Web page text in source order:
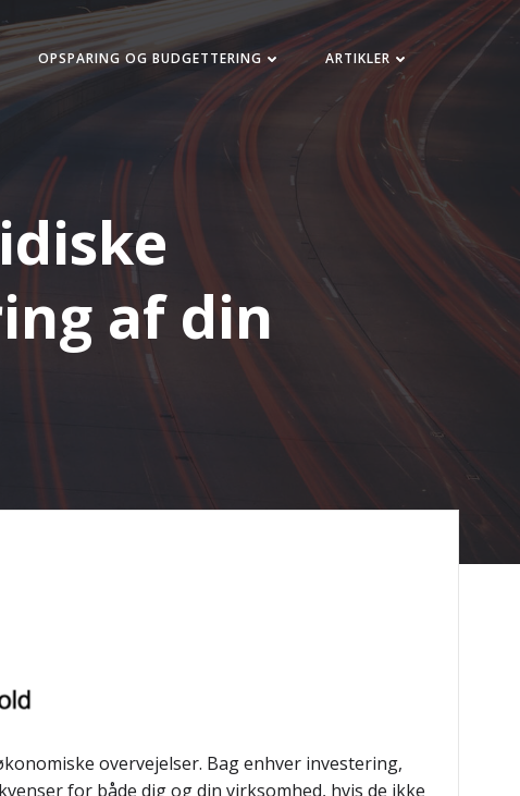
OPSPARING OG BUDGETTERING ARTIKLER
af din
overvejelser. Bag enhver investering,
for både dig og din virksomhed, hvis de ikke